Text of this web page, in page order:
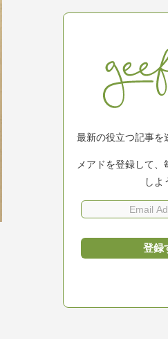
最新の役立つ記事を
メアドを登録して
しよ